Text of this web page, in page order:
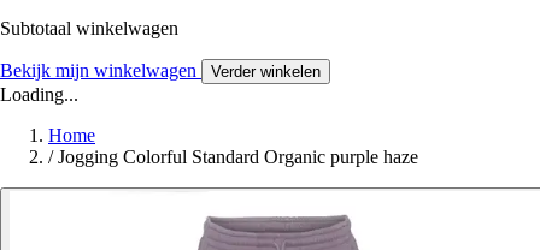
Subtotaal winkelwagen
Bekijk mijn winkelwagen Verder winkelen
Loading...
Home
/ Jogging Colorful Standard Organic purple haze